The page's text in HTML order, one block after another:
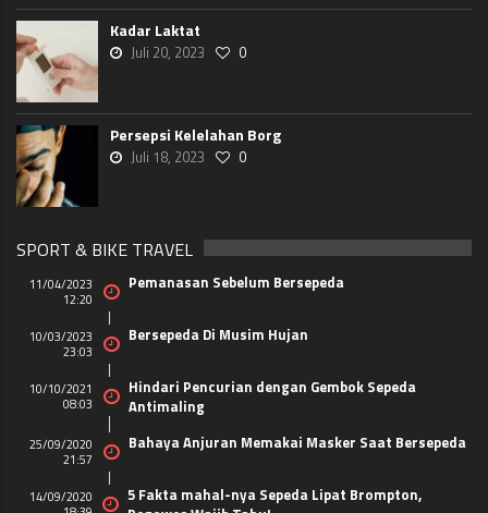
Kadar Laktat
Juli 20, 2023 0
Persepsi Kelelahan Borg
Juli 18, 2023 0
SPORT & BIKE TRAVEL
11/04/2023
12:20
Pemanasan Sebelum Bersepeda
10/03/2023
23:03
Bersepeda Di Musim Hujan
10/10/2021
08:03
Hindari Pencurian dengan Gembok Sepeda
Antimaling
25/09/2020
21:57
Bahaya Anjuran Memakai Masker Saat Bersepeda
14/09/2020
5 Fakta mahal-nya Sepeda Lipat Brompton,